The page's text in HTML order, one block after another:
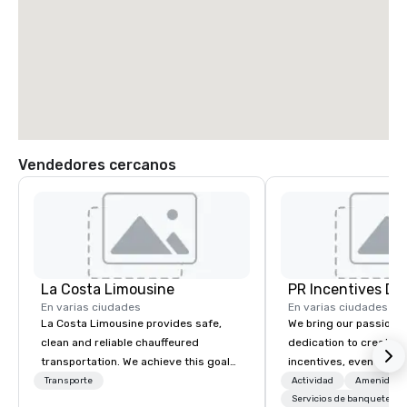
Vendedores cercanos
La Costa Limousine
En varias ciudades
La Costa Limousine provides safe,
clean and reliable chauffeured
transportation. We achieve this goal
with highly trained chauffeurs, the
Transporte
PR Incentives
En varias ciudades
We bring our passion,
dedication to create
incentives, events,
meetings, product
luxury travel
Actividad
Servicios de banquetes